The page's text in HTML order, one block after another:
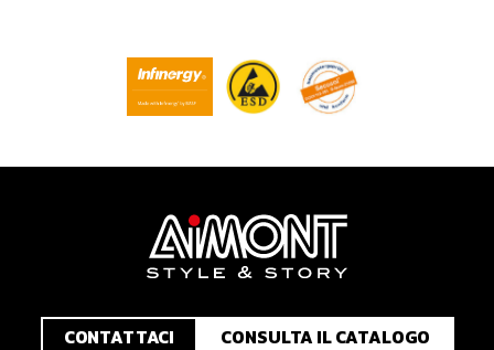
CONTATTACI CONSULTA IL CATALOGO